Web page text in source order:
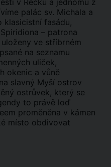
v Řecku a jednomu z
palác sv. Michala a
klasicistní fasádu,
– patrona
ve stříbrném
na seznamu
uliček,
okenic a vůně
slavný Myší ostrov
ostrůvek, který se
to právě loď
proměněna v kámen
místo obdivovat